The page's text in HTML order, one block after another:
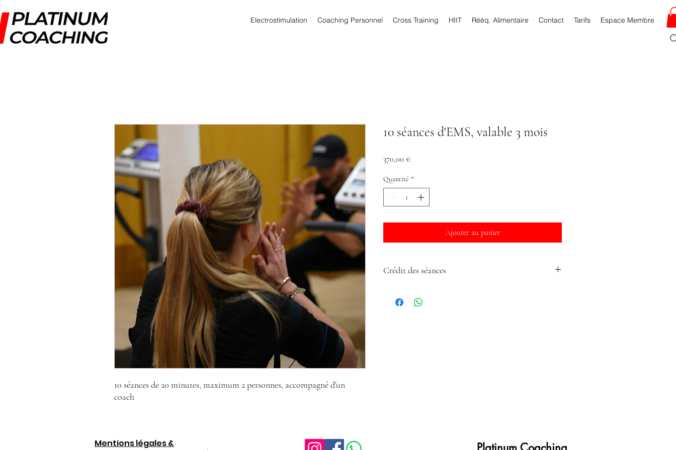
Electrostimulation Coaching Personnel Cross Training HIIT Rééq. Alimentaire Contact Tarifs Espace Membre
10 séances de 20 minutes, maximum 2 personnes, accompagné d'un
coach
10 séances d'EMS, valable 3 mois
370,00 €Prix
Quantité *
Ajouter au panier
Crédit des séances
Mentions légales &